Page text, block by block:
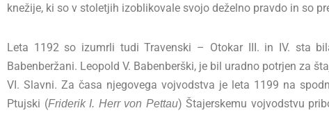
knežije, ki so v stoletjih izoblikovale svojo deželno pravdo in so
Leta 1192 so izumrli tudi Travenski – Otokar III. in IV. sta
Babenberžani. Leopold V. Babenberški, je bil uradno potrjen za
VI. Slavni. Za časa njegovega vojvodstva je leta 1199 na
Ptujski (Friderik I. Herr von Pettau) Štajerskemu vojvodstvu